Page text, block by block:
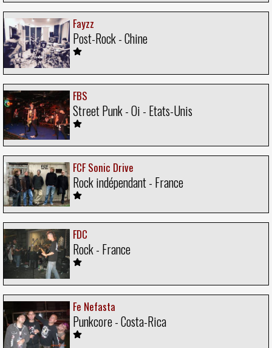
Fayzz
Post-Rock - Chine
FBS
Street Punk - Oi - Etats-Unis
FCF Sonic Drive
Rock indépendant - France
FDC
Rock - France
Fe Nefasta
Punkcore - Costa-Rica